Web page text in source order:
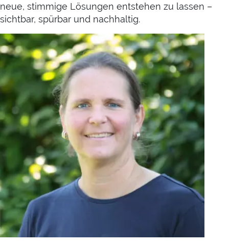
neue, stimmige Lösungen entstehen zu lassen –
sichtbar, spürbar und nachhaltig.